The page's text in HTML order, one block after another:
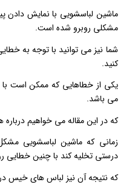
ماشین لباسشویی با نمایش دادن
مشکلی روبرو شده است.
شما نیز می توانید با توجه به
کنید.
می باشد.
که در این مقاله می خواهیم
زمانی که ماشین لباسشویی
درستی تخلیه کند با چنین خطایی
که نتیجه آن نیز لباس های خیس